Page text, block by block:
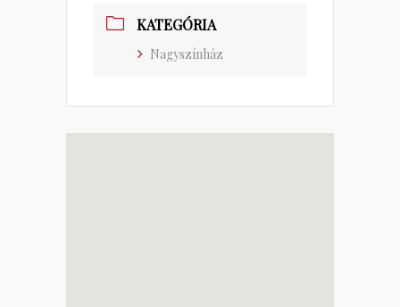
KATEGÓRIA
Nagyszínház